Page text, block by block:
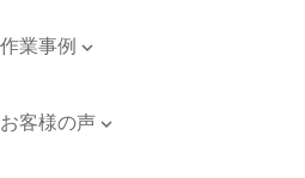
作業事例 
お客様の声 